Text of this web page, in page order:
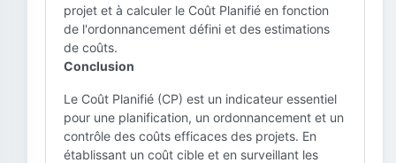
projet et à calculer le Coût Planifié en fonction
de l'ordonnancement défini et des estimations
de coûts.
Conclusion
Le Coût Planifié (CP) est un indicateur essentiel
pour une planification, un ordonnancement et un
contrôle des coûts efficaces des projets. En
établissant un coût cible et en surveillant les